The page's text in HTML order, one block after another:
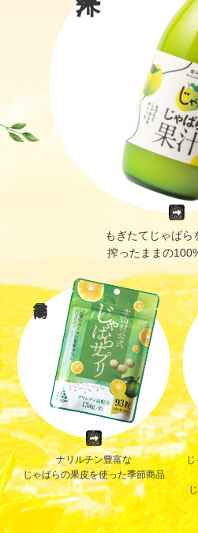
もぎたてじゃばら
搾ったままの
ナリルチン豊富な
じゃばらの果皮を使った季節商品
じ